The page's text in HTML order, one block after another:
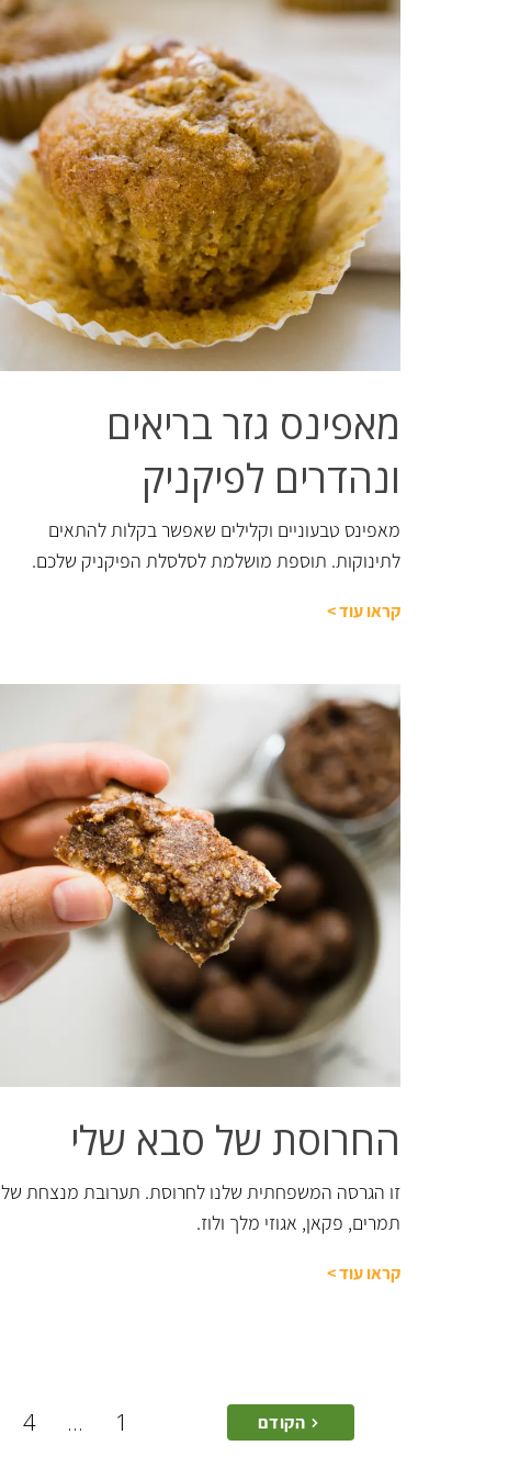
מאפינס גזר בריאים
ונהדרים לפיקניק
מאפינס טבעוניים וקלילים שאפשר בקלות להתאים
לתינוקות. תוספת מושלמת לסלסלת הפיקניק שלכם.
קראו עוד>
החרוסת של סבא שלי
זו הגרסה המשפחתית שלנו לחרוסת. תערובת מנצחת של
תמרים, פקאן, אגוזי מלך ולוז.
קראו עוד>
הקודם 1
...
4